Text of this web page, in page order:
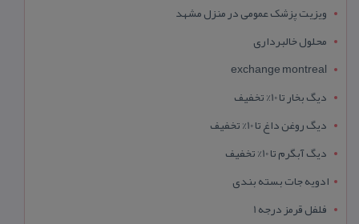
ویزیت پزشک عمومی در منزل مشهد
محلول خالبرداری
exchange montreal
دیگ بخار تا 10% تخفیف
دیگ روغن داغ تا 10% تخفیف
دیگ آبگرم تا 10% تخفیف
ادویه جات بسته بندی
فلفل قرمز درجه 1